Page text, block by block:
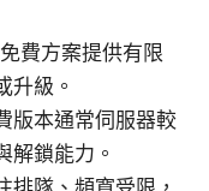
費方案提供有限
升級。
版本通常伺服器較
解鎖能力。